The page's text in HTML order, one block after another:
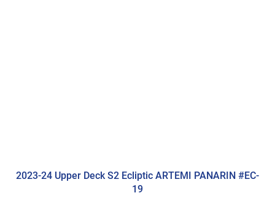
2023-24 Upper Deck S2 Ecliptic ARTEMI PANARIN #EC-
19